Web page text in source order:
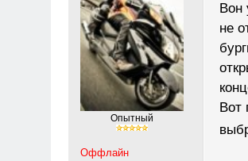
Опытный
Оффлайн
Вон
не
Вот